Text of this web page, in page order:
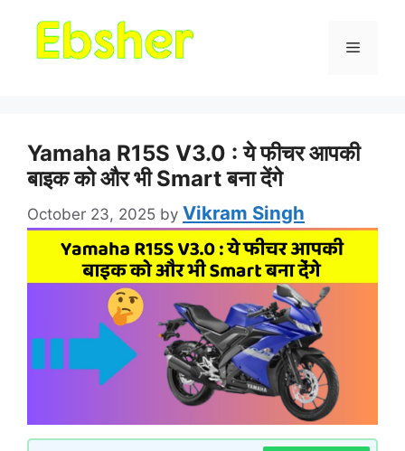
Yamaha R15S V3.0 : ये फीचर आपकी
बाइक को और भी Smart बना देंगे
October 23, 2025 by Vikram Singh